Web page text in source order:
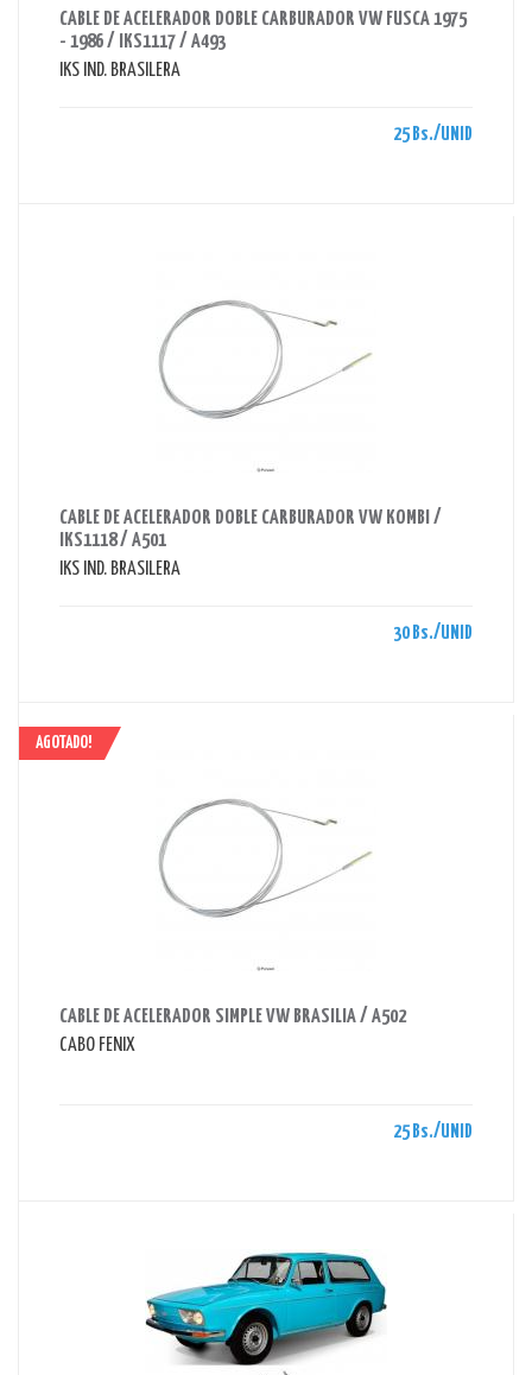
CABLE DE ACELERADOR DOBLE CARBURADOR VW FUSCA 1975
- 1986 / IKS1117 / A493
IKS IND. BRASILERA
25 Bs./UNID
CABLE DE ACELERADOR DOBLE CARBURADOR VW KOMBI /
IKS1118 / A501
IKS IND. BRASILERA
30 Bs./UNID
AGOTADO!
CABLE DE ACELERADOR SIMPLE VW BRASILIA / A502
CABO FENIX
25 Bs./UNID